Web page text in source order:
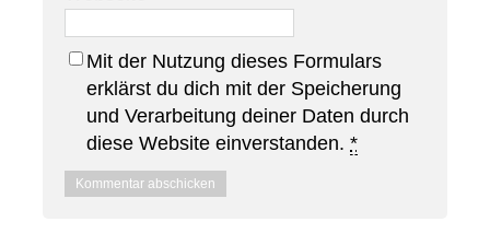
Mit der Nutzung dieses Formulars
erklärst du dich mit der Speicherung
und Verarbeitung deiner Daten durch
diese Website einverstanden. *